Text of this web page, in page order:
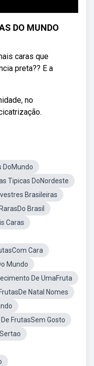
DO MUNDO
caras que
preta?? E a
no
DoMundo
Tipicas DoNordeste
Brasileiras
Brasil
Caras
Cara
Mundo
De UmaFruta
FrutasDe Natal Nomes
FrutasSem Gosto